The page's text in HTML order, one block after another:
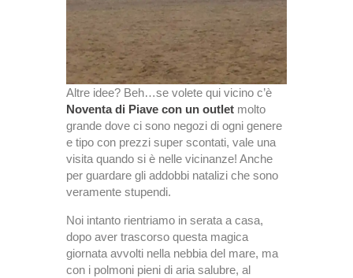
Altre idee? Beh…se volete qui vicino c’è
Noventa di Piave con un outlet molto
grande dove ci sono negozi di ogni genere
e tipo con prezzi super scontati, vale una
visita quando si è nelle vicinanze! Anche
per guardare gli addobbi natalizi che sono
veramente stupendi.
Noi intanto rientriamo in serata a casa,
dopo aver trascorso questa magica
giornata avvolti nella nebbia del mare, ma
con i polmoni pieni di aria salubre, al